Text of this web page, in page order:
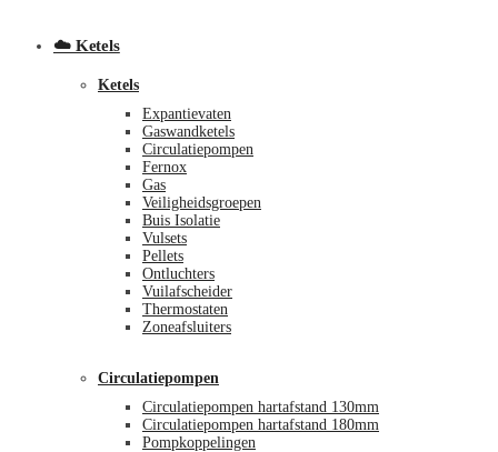
☁️ Ketels
Ketels
Expantievaten
Gaswandketels
Circulatiepompen
Fernox
Gas
Veiligheidsgroepen
Buis Isolatie
Vulsets
Pellets
Ontluchters
Vuilafscheider
Thermostaten
Zoneafsluiters
Circulatiepompen
Circulatiepompen hartafstand 130mm
Circulatiepompen hartafstand 180mm
Pompkoppelingen